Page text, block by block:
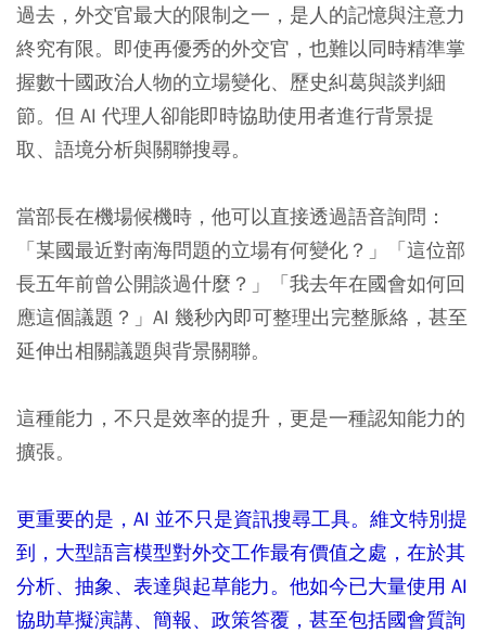
過去，外交官最大的限制之一，是人的記憶與注意力
終究有限。即使再優秀的外交官，也難以同時精準掌
握數十國政治人物的立場變化、歷史糾葛與談判細
節。但 AI 代理人卻能即時協助使用者進行背景提
取、語境分析與關聯搜尋。
當部長在機場候機時，他可以直接透過語音詢問：
「某國最近對南海問題的立場有何變化？」「這位部
長五年前曾公開談過什麼？」「我去年在國會如何回
應這個議題？」AI 幾秒內即可整理出完整脈絡，甚至
延伸出相關議題與背景關聯。
這種能力，不只是效率的提升，更是一種認知能力的
擴張。
更重要的是，AI 並不只是資訊搜尋工具。維文特別提
到，大型語言模型對外交工作最有價值之處，在於其
分析、抽象、表達與起草能力。他如今已大量使用 AI
協助草擬演講、簡報、政策答覆，甚至包括國會質詢